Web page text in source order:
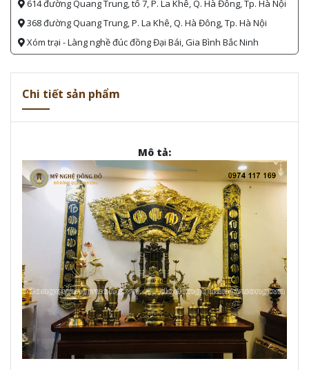
614 đường Quang Trung, tổ 7, P. La Khê, Q. Hà Đông, Tp. Hà Nội
368 đường Quang Trung, P. La Khê, Q. Hà Đông, Tp. Hà Nội
Xóm trại - Làng nghề đúc đồng Đại Bái, Gia Bình Bắc Ninh
Chi tiết sản phẩm
Mô tả: